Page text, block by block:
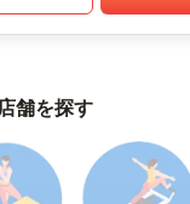
舗を探す